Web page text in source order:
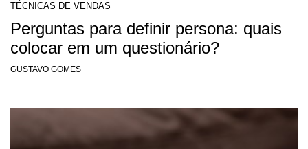
TÉCNICAS DE VENDAS
Perguntas para definir persona: quais
colocar em um questionário?
GUSTAVO GOMES